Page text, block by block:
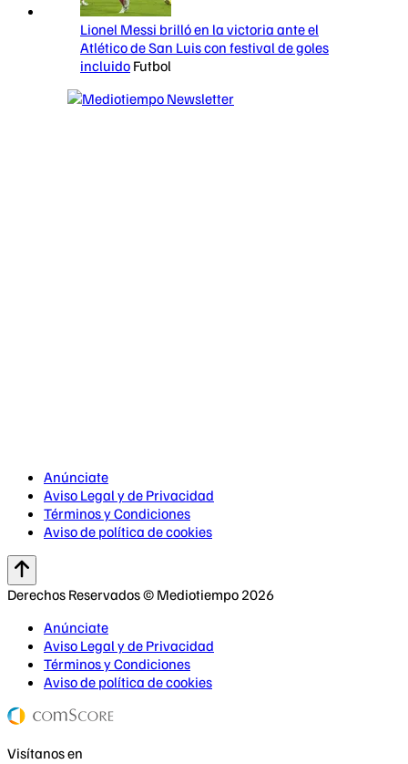
Lionel Messi brilló en la victoria ante el
Atlético de San Luis con festival de goles
incluido Futbol
Anúnciate
Aviso Legal y de Privacidad
Términos y Condiciones
Aviso de política de cookies
Derechos Reservados © Mediotiempo 2026
Anúnciate
Aviso Legal y de Privacidad
Términos y Condiciones
Aviso de política de cookies
Visítanos en